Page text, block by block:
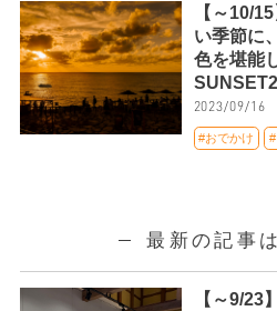
【～10/
い季節に
色を堪能
2023/09/16
#おでかけ
最新の記事
【～9/23